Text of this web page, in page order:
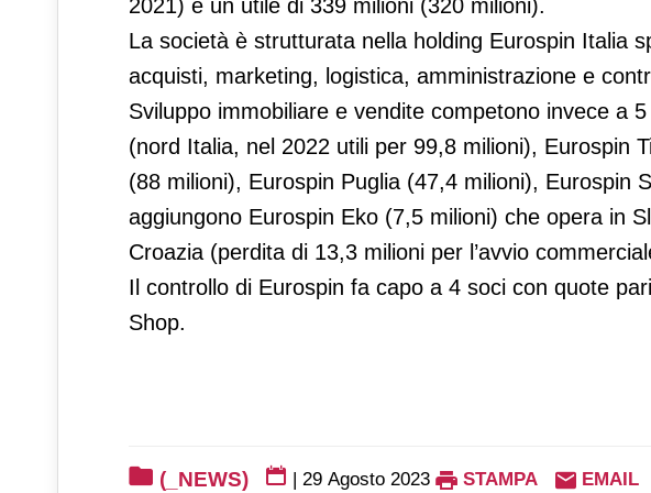
2021) e un utile di 339 milioni (320 milioni).
La società è strutturata nella holding Eurospin Italia
acquisti, marketing, logistica, amministrazione e
Sviluppo immobiliare e vendite competono invece a
(nord Italia, nel 2022 utili per 99,8 milioni), Eurospin
(88 milioni), Eurospin Puglia (47,4 milioni), Eurospin
aggiungono Eurospin Eko (7,5 milioni) che opera in
Croazia (perdita di 13,3 milioni per l’avvio
Il controllo di Eurospin fa capo a 4 soci con quote
Shop.
(_NEWS) | 29 Agosto 2023 STAMPA EMAIL